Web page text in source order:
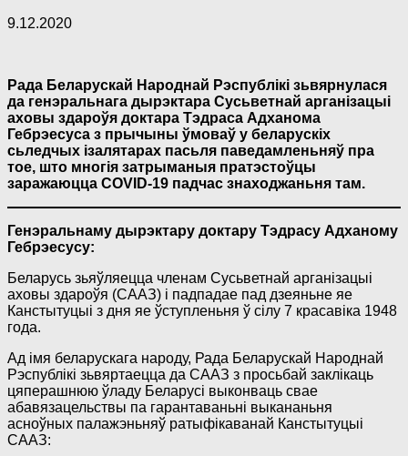
9.12.2020
Рада Беларускай Народнай Рэспублікі зьвярнулася
да генэральнага дырэктара Сусьветнай арганізацыі
аховы здароўя доктара Тэдраса Адханома
Гебрэесуса з прычыны ўмоваў у беларускіх
сьледчых ізалятарах пасьля паведамленьняў пра
тое, што многія затрыманыя пратэстоўцы
заражаюцца COVID-19 падчас знаходжаньня там.
Генэральнаму дырэктару доктару Тэдрасу Адханому
Гебрэесусу:
Беларусь зьяўляецца членам Сусьветнай арганізацыі
аховы здароўя (СААЗ) і падпадае пад дзеяньне яе
Канстытуцыі з дня яе ўступленьня ў сілу 7 красавіка 1948
года.
Ад імя беларускага народу, Рада Беларускай Народнай
Рэспублікі зьвяртаецца да СААЗ з просьбай заклікаць
цяперашнюю ўладу Беларусі выконваць свае
абавязацельствы па гарантаваньні выкананьня
асноўных палажэньняў ратыфікаванай Канстытуцыі
СААЗ: